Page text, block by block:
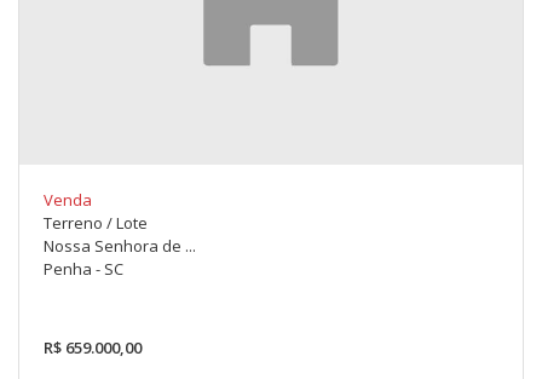
Venda
Terreno / Lote
Nossa Senhora de ...
Penha - SC
R$ 659.000,00